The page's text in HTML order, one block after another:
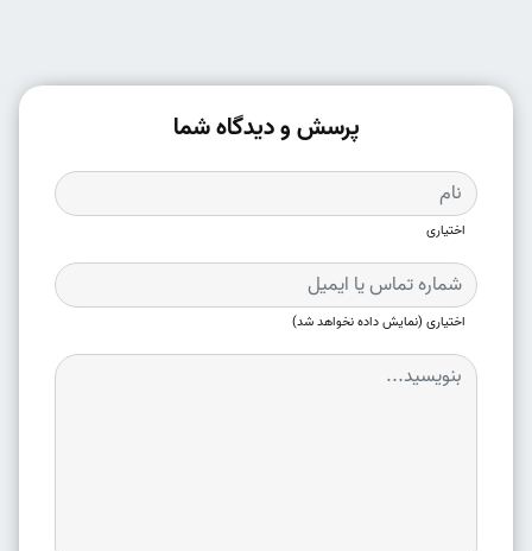
پرسش و دیدگاه شما
اختیاری
اختیاری (نمایش داده نخواهد شد)